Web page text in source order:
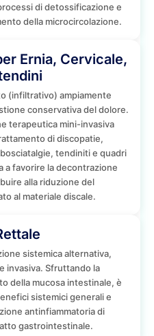
di detossificazione e
della microcircolazione.
Ernia, Cervicale,
(infiltrativo) ampiamente
conservativa del dolore.
terapeutica mini-invasiva
di discopatie,
tendiniti e quadri
a favorire la decontrazione
alla riduzione del
al materiale discale.
sistemica alternativa,
invasiva. Sfruttando la
della mucosa intestinale, è
sistemici generali e
antinfiammatoria di
gastrointestinale.